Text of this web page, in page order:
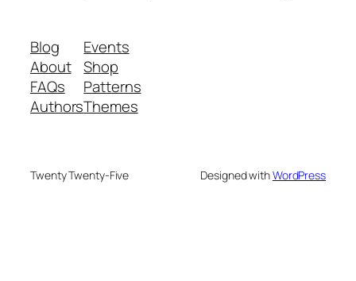
Blog
About
FAQs
Authors
Events
Shop
Patterns
Themes
Twenty Twenty-Five Designed withWordPress